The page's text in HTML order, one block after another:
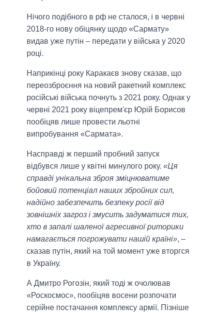
Нічого подібного в рф не сталося, і в червні
2018-го нову обіцянку щодо «Сармату»
видав уже путін – передати у війська у 2020
році.
Наприкінці року Каракаєв знову сказав, що
переозброєння на новий ракетний комплекс
російські війська почнуть з 2021 року. Однак у
червні 2021 року віцепрем'єр Юрій Борисов
пообіцяв лише провести льотні
випробування «Сармата».
Насправді ж перший пробний запуск
відбувся лише у квітні минулого року. «Ця
справді унікальна зброя зміцнюватиме
бойовий потенціал наших збройних сил,
надійно забезпечить безпеку росії від
зовнішніх загроз і змусить задуматися тих,
хто в запалі шаленої агресивної риторики
намагається погрожувати нашій країні», –
сказав путін, який на той момент уже вторгся
в Україну.
А Дмитро Рогозін, який тоді ж очолював
«Роскосмос», пообіцяв восени розпочати
серійне постачання комплексу армії. Пізніше